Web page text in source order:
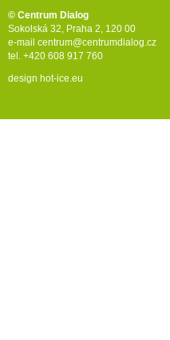
© Centrum Dialog
Sokolská 32, Praha 2, 120 00
e-mail centrum@centrumdialog.cz
tel. +420 608 917 760
design hot-ice.eu